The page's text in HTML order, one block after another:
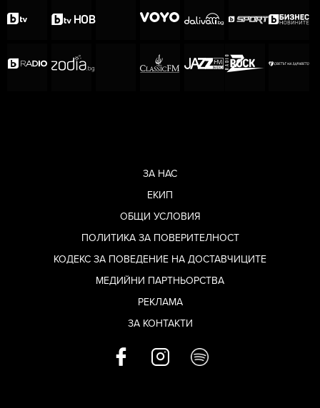
ЗА НАС
ЕКИП
ОБЩИ УСЛОВИЯ
ПОЛИТИКА ЗА ПОВЕРИТЕЛНОСТ
КОДЕКС ЗА ПОВЕДЕНИЕ НА ДОСТАВЧИЦИТЕ
МЕДИЙНИ ПАРТНЬОРСТВА
РЕКЛАМА
ЗА КОНТАКТИ